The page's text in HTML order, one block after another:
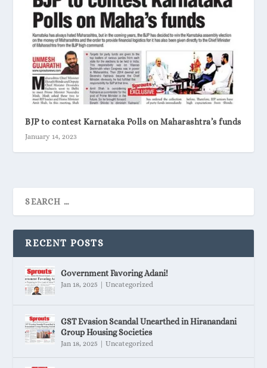
BJP to contest Karnataka Polls on Maharashtra’s funds
January 14, 2023
RECENT POSTS
Government Favoring Adani!
Jan 18, 2025 |Uncategorized
GST Evasion Scandal Unearthed in Hiranandani
Group Housing Societies
Jan 18, 2025 |Uncategorized